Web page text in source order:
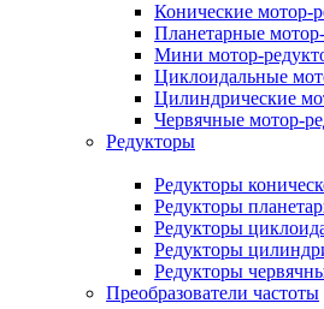
Конические мотор-
Планетарные
Мини мотор-
Циклоидальные
Цилиндрические
Червячные мотор-
Редукторы
Редукторы
Редукторы
Редукторы
Редукторы
Редукторы
Преобразователи частоты